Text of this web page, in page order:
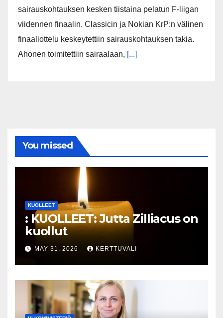
sairauskohtauksen kesken tiistaina pelatun F-liigan
viidennen finaalin. Classicin ja Nokian KrP:n välinen
finaaliottelu keskeytettiin sairauskohtauksen takia.
Ahonen toimitettiin sairaalaan, [...]
You missed
KUOLLEET
: KUOLLEET: Jutta Zilliacus on
kuollut
MAY 31, 2026 KERTTUVALI